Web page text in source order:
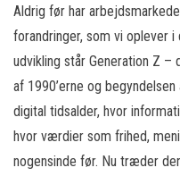
Aldrig før har
forandringer, som vi oplever
udvikling står Generation Z
af 1990’erne og
digital tidsalder, hvor
hvor værdier som frihed,
nogensinde før. Nu træder